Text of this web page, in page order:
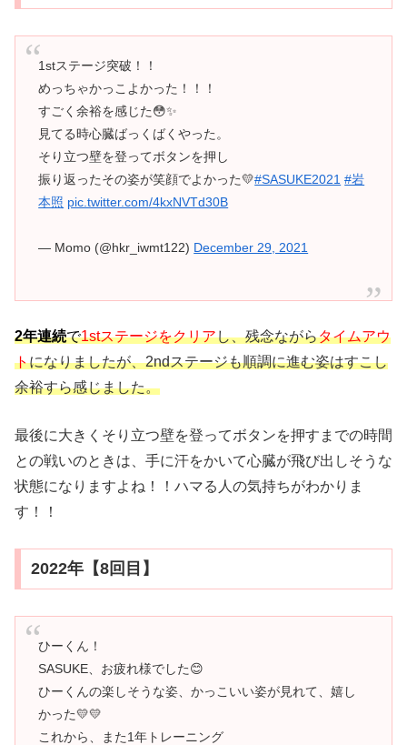
1stステージ突破！！
めっちゃかっこよかった！！！
すごく余裕を感じた😳✨
見てる時心臓ばっくばくやった。
そり立つ壁を登ってボタンを押し
振り返ったその姿が笑顔でよかった💛#SASUKE2021 #岩
本照 pic.twitter.com/4kxNVTd30B
— Momo (@hkr_iwmt122) December 29, 2021
2年連続で1stステージをクリアし、残念ながらタイムアウ
トになりましたが、2ndステージも順調に進む姿はすこし
余裕すら感じました。
最後に大きくそり立つ壁を登ってボタンを押すまでの時間
との戦いのときは、手に汗をかいて心臓が飛び出しそうな
状態になりますよね！！ハマる人の気持ちがわかりま
す！！
2022年【8回目】
ひーくん！
SASUKE、お疲れ様でした😊
ひーくんの楽しそうな姿、かっこいい姿が見れて、嬉し
かった💛💛
これから、また1年トレーニング